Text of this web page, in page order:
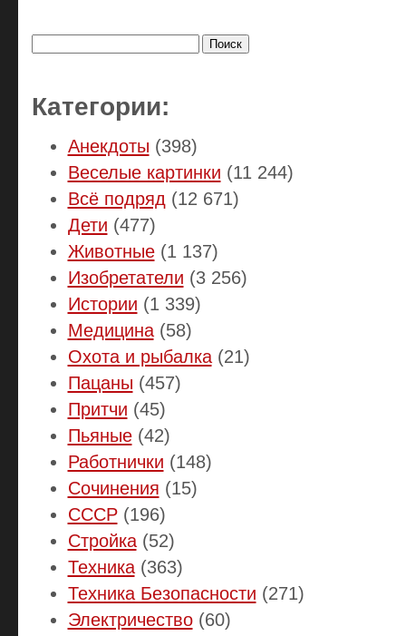
Категории:
Анекдоты (398)
Веселые картинки (11 244)
Всё подряд (12 671)
Дети (477)
Животные(1 137)
Изобретатели (3 256)
Истории (1 339)
Медицина(58)
Охота и рыбалка(21)
Пацаны (457)
Притчи (45)
Пьяные(42)
Работнички (148)
Сочинения (15)
СССР(196)
Стройка(52)
Техника(363)
Техника Безопасности (271)
Электричество(60)